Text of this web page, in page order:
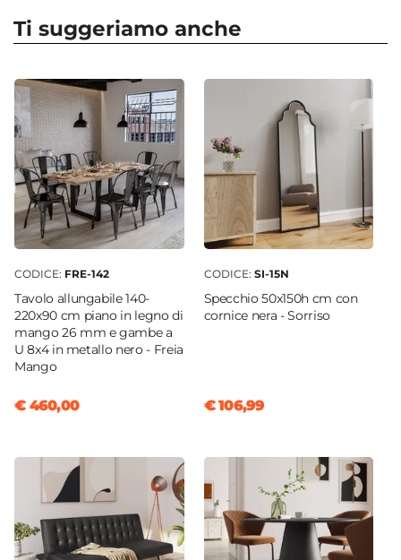
Dimensioni
Altezza
90 cm
Altezza Seduta
51 cm
Materiale Gambe
Metallo
Materiale Seduta
Nero
Colore Seduta
Nero
Effetto a coste
Verniciatura a polvere epossidica
Materiale Imbottitura
Spugna
Ti suggeriamo anche
CODICE: FRE-142
Tavolo allungabile 140-
220x90 cm piano in legno di
mango 26 mm e gambe a
U 8x4 in metallo nero - Freia
Mango
€ 460,00
CODICE: SI-15N
Specchio 50x150h cm con
cornice nera - Sorriso
€ 106,99